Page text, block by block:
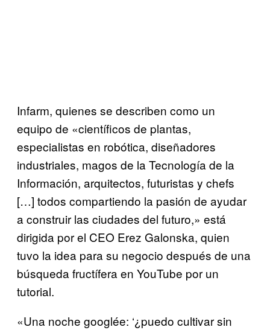
Infarm, quienes se describen como un
equipo de «científicos de plantas,
especialistas en robótica, diseñadores
industriales, magos de la Tecnología de la
Información, arquitectos, futuristas y chefs
[…] todos compartiendo la pasión de ayudar
a construir las ciudades del futuro,» está
dirigida por el CEO Erez Galonska, quien
tuvo la idea para su negocio después de una
búsqueda fructífera en YouTube por un
tutorial.
«Una noche googlée: ‘¿puedo cultivar sin